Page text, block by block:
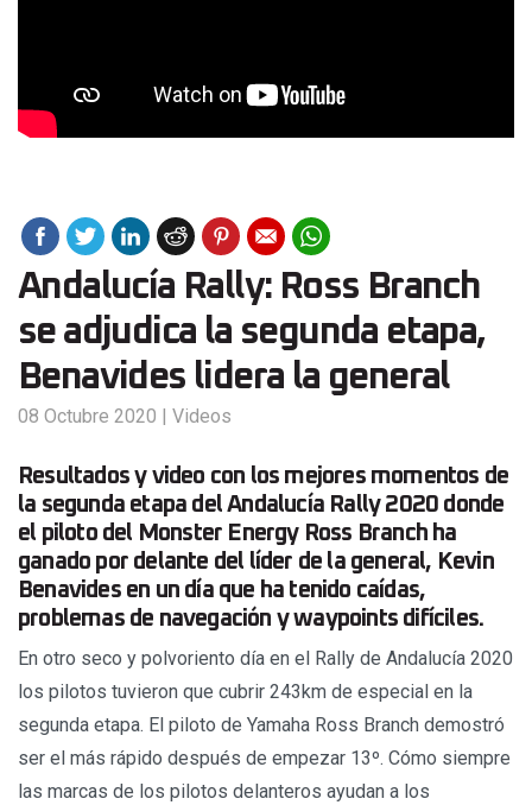
Andalucía Rally: Ross Branch
se adjudica la segunda etapa,
Benavides lidera la general
08 Octubre 2020 | Videos
Resultados y video con los mejores momentos de
la segunda etapa del Andalucía Rally 2020 donde
el piloto del Monster Energy Ross Branch ha
ganado por delante del líder de la general, Kevin
Benavides en un día que ha tenido caídas,
problemas de navegación y waypoints difíciles.
En otro seco y polvoriento día en el Rally de Andalucía 2020
los pilotos tuvieron que cubrir 243km de especial en la
segunda etapa. El piloto de Yamaha Ross Branch demostró
ser el más rápido después de empezar 13º. Cómo siempre
las marcas de los pilotos delanteros ayudan a los